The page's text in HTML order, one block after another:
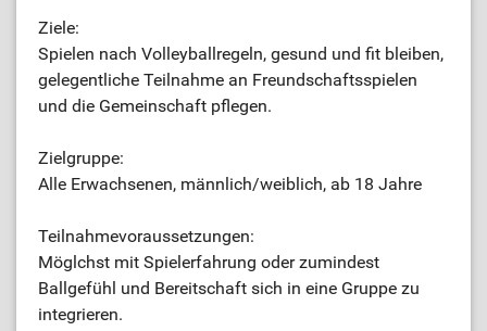
Ziele:
Spielen nach Volleyballregeln, gesund und fit bleiben,
gelegentliche Teilnahme an Freundschaftsspielen
und die Gemeinschaft pflegen.
Zielgruppe:
Alle Erwachsenen, männlich/weiblich, ab 18 Jahre
Teilnahmevoraussetzungen:
Möglchst mit Spielerfahrung oder zumindest
Ballgefühl und Bereitschaft sich in eine Gruppe zu
integrieren.